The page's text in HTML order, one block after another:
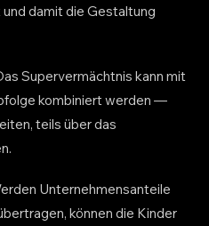
damit die Gestaltung
Supervermächtnis kann mit
kombiniert werden —
teils über das
Unternehmensanteile
können die Kinder